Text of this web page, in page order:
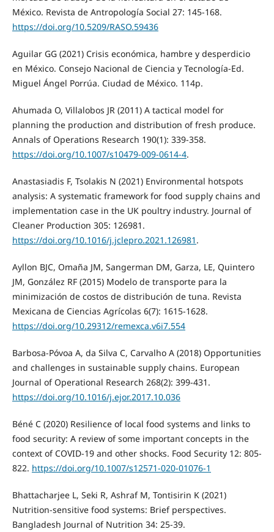
México. Revista de Antropología Social 27: 145-168.
https://doi.org/10.5209/RASO.59436
Aguilar GG (2021) Crisis económica, hambre y desperdicio
en México. Consejo Nacional de Ciencia y Tecnología-Ed.
Miguel Ángel Porrúa. Ciudad de México. 114p.
Ahumada O, Villalobos JR (2011) A tactical model for
planning the production and distribution of fresh produce.
Annals of Operations Research 190(1): 339-358.
https://doi.org/10.1007/s10479-009-0614-4.
Anastasiadis F, Tsolakis N (2021) Environmental hotspots
analysis: A systematic framework for food supply chains and
implementation case in the UK poultry industry. Journal of
Cleaner Production 305: 126981.
https://doi.org/10.1016/j.jclepro.2021.126981 .
Ayllon BJC, Omaña JM, Sangerman DM, Garza, LE, Quintero
JM, González RF (2015) Modelo de transporte para la
minimización de costos de distribución de tuna. Revista
Mexicana de Ciencias Agrícolas 6(7): 1615-1628.
https://doi.org/10.29312/remexca.v6i7.554
Barbosa-Póvoa A, da Silva C, Carvalho A (2018) Opportunities
and challenges in sustainable supply chains. European
Journal of Operational Research 268(2): 399-431.
https://doi.org/10.1016/j.ejor.2017.10.036
Béné C (2020) Resilience of local food systems and links to
food security: A review of some important concepts in the
context of COVID-19 and other shocks. Food Security 12: 805-
822. https://doi.org/10.1007/s12571-020-01076-1
Bhattacharjee L, Seki R, Ashraf M, Tontisirin K (2021)
Nutrition-sensitive food systems: Brief perspectives.
Bangladesh Journal of Nutrition 34: 25-39.